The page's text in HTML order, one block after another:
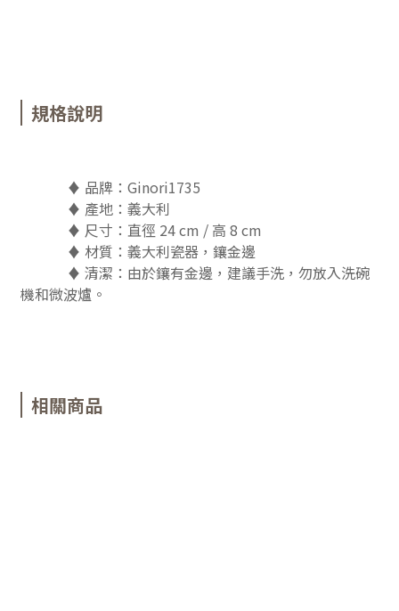
規格說明
♦ 品牌：Ginori1735
♦ 產地：義大利
♦ 尺寸：直徑 24cm / 高 8 cm
♦ 材質：義大利瓷器，鑲金邊
♦ 清潔：由於鑲有金邊，建議手洗，勿放入洗碗
機和微波爐。
相關商品